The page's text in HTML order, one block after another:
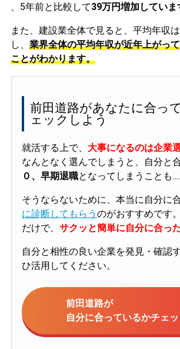
、5年前と比較して39万円増加していま
また、建設業全体で見ると、平均年収
し、 業界全体の平均年収が近年上がっ
ことがわかります。
前田道路があなたに合っ
ェックしよう
就活する上で、 大事になるのは企業
なんとなく選んでしまうと、自分と
０、早期退職となってしまうことも
そうならないために、本当に自分に
に診断してもらう のがおすすめです
だけで、 サクッと簡単に自分に合っ
自分と相性の良い企業を発見・確認
ひ活用してください。
前田道路が
自分に合っているかチェッ